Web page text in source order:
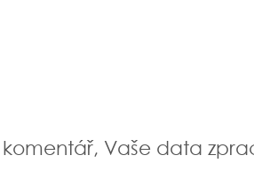
komentář, Vaše data